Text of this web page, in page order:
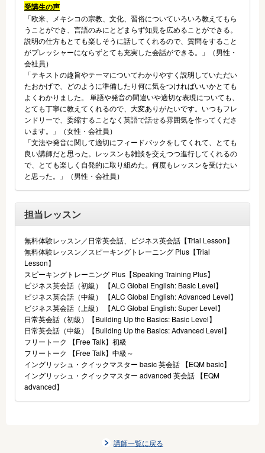
受講生の声
「欧米、メキシコの宗教、文化、習俗についていろいろ教えてもら
うことができ、言語のみにとどまらず知見を広めることができる。
説明の仕方もとても楽しそうに話してくれるので、質問をすること
がプレッシャーにならずとても充実した会話ができる。」（男性・
会社員）
「テキストの趣旨やテーマについてわかりやすく説明していただい
たおかげで、どのように準備したり何に気をつければいいかとても
よくわかりました。 単語や発音の間違いや適切な表現についても、
とても丁寧に教えてくれるので、大変ありがたいです。いつもフレ
ンドリーで、委縮することなく英語で話せる雰囲気を作ってくださ
います。」（女性・会社員）
「文法や発音に関して適切にフィードバックをしてくれて、とても
良い講師だと思った。レッスンも雑談を交えつつ進行してくれるの
で、とても楽しく自発的に取り組めた。何度もレッスンを受けたい
と思った。」（男性・会社員）
担当レッスン
無料体験レッスン／日常英会話、ビジネス英会話【Trial Lesson】
無料体験レッスン／スピーキングトレーニング Plus【Trial
Lesson】
スピーキングトレーニング Plus【Speaking Training Plus】
ビジネス英会話（初級） 【ALC Global English: Basic Level】
ビジネス英会話（中級） 【ALC Global English: Advanced Level】
ビジネス英会話（上級） 【ALC Global English: Super Level】
日常英会話（初級）【Building Up the Basics: Basic Level】
日常英会話（中級）【Building Up the Basics: Advanced Level】
フリートーク 【Free Talk】初級
フリートーク 【Free Talk】中級～
イングリッシュ・クイックマスター basic 英会話 【EQM basic】
イングリッシュ・クイックマスター advanced 英会話 【EQM
advanced】
講師一覧に戻る